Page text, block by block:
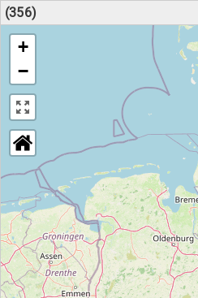
(356)
+
−